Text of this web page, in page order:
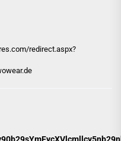
redirect.aspx?